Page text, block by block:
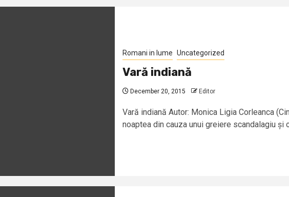
Romani in lume Uncategorized
Vară indiană
December 20, 2015 Editor
Vară indiană Autor: Monica Ligia Corleanca
noaptea din cauza unui greiere scandalagiu și